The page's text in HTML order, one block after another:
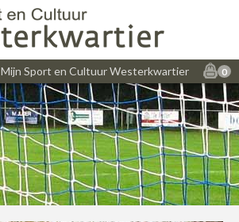
Mijn Sport en Cultuur Westerkwartier 0